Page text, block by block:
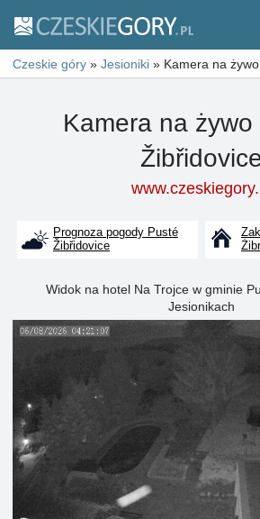
Czeskie góry » Jesioniki » Kamera na
Kamera na żywo
Prognoza pogody Pusté
Žibřidovice
Widok na hotel Na Trojce w gminie
Jesionikach